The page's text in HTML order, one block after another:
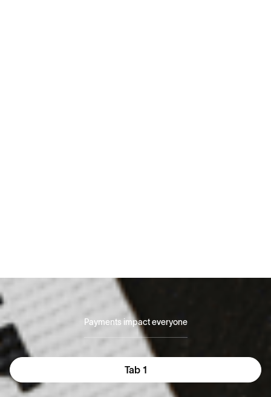
Payments impact everyone
Tab 1